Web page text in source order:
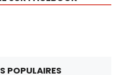
POPULAIRES